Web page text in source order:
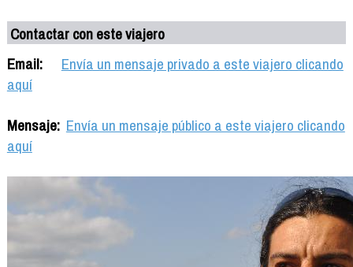
Contactar con este viajero
Email:
Envía un mensaje privado a este viajero clicando
aquí
Mensaje: Envía un mensaje público a este viajero clicando
aquí